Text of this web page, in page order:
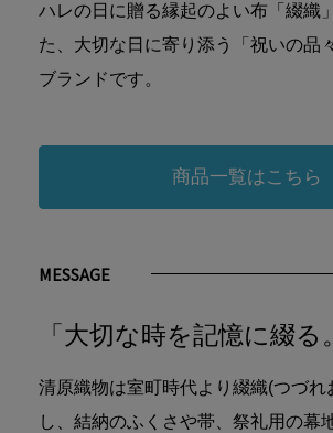
ハレの日に贈る縁起のよい布「綴織
た、大切な日に寄り添う「祝いの品
ブランドです。
商品一覧はこちら
MESSAGE
「大切な時を記憶に綴る
清原織物は室町時代より綴織(つづれ
し、結納のふくさや帯、祭礼用の幕